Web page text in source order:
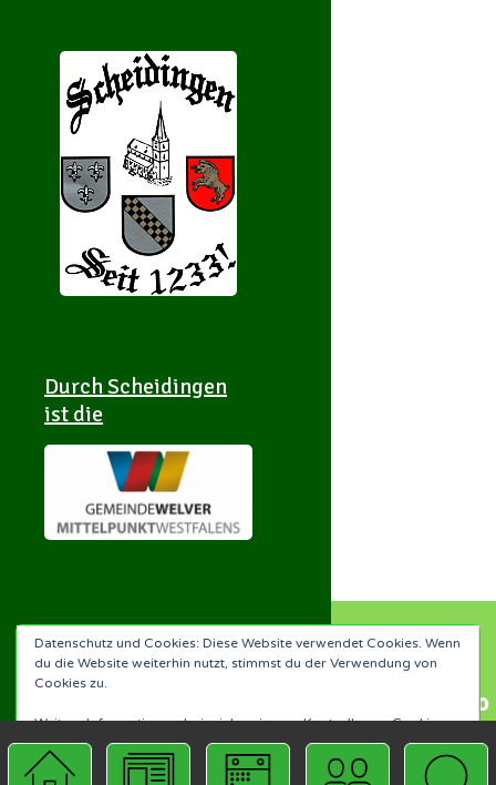
Datenschutz und Cookies: Diese Website verwendet Cookies. Wenn
du die Website weiterhin nutzt, stimmst du der Verwendung von
Cookies zu.
Weitere Informationen, beispielsweise zur Kontrolle von Cookies,
findest du hier:Unsere Datenschutzerklärung
Durch Scheidingen
ist die
Scheidingen-APP
Add
Scheidingen
und Illingen to
Homescreen!